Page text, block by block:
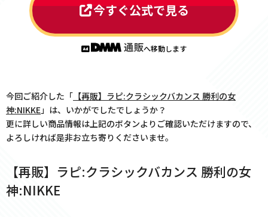
今すぐ公式で見る
へ移動します
今回ご紹介した「 【再販】ラピ:クラシックバカンス 勝利の女
神:NIKKE」は、いかがでしたでしょうか？
更に詳しい商品情報は上記のボタンよりご確認いただけますので、
よろしければ是非お立ち寄りくださいませ。
【再販】ラピ:クラシックバカンス 勝利の女
神:NIKKE